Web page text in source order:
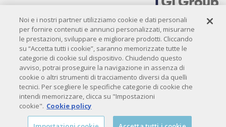
MORE THAN WORK
Privacy|Privacy candidati| Privacy clienti|Cookie policy|Credits
Copyright© 2009-2026 QIBIT. All rights reserved.
Noi e i nostri partner utilizziamo cookie e dati personali
per fornire contenuti e annunci personalizzati, misurarne
le prestazioni, sviluppare e migliorare prodotti. Cliccando
su “Accetta tutti i cookie”, saranno memorizzate tutte le
categorie di cookie sul dispositivo. Chiudendo questo
avviso, potrai proseguire la navigazione in assenza di
cookie o altri strumenti di tracciamento diversi da quelli
tecnici. Per scegliere le specifiche categorie di cookie che
intendi memorizzare, clicca su "Impostazioni
cookie". Cookie policy